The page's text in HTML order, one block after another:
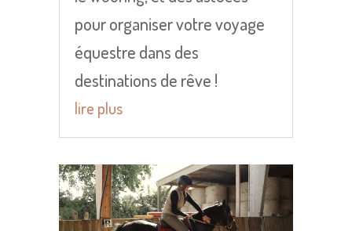
pour organiser votre voyage
équestre dans des
destinations de rêve !
lire plus